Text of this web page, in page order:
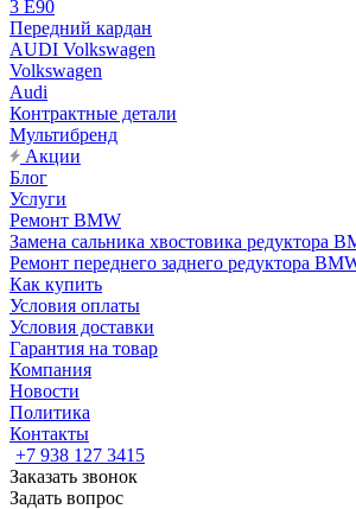
3 E90
Передний кардан
AUDI Volkswagen
Volkswagen
Audi
Контрактные детали
Мультибренд
Акции
Блог
Услуги
Ремонт BMW
Замена сальника хвостовика редуктора
Ремонт переднего заднего редуктора
Как купить
Условия оплаты
Условия доставки
Гарантия на товар
Компания
Новости
Политика
Контакты
+7 938 127 3415
Заказать звонок
Задать вопрос